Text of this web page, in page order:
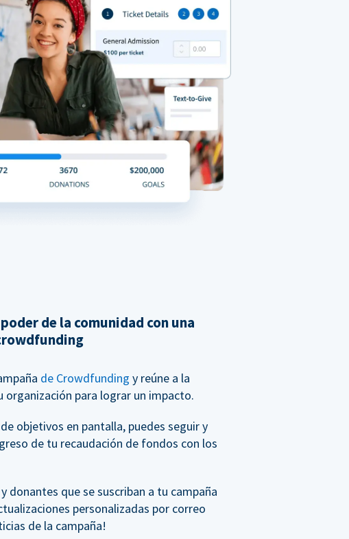
de la comunidad con una
de Crowdfunding y reúne a la
organización para lograr un impacto.
objetivos en pantalla, puedes seguir y
de tu recaudación de fondos con los
donantes que se suscriban a tu campaña
personalizadas por correo
de la campaña!